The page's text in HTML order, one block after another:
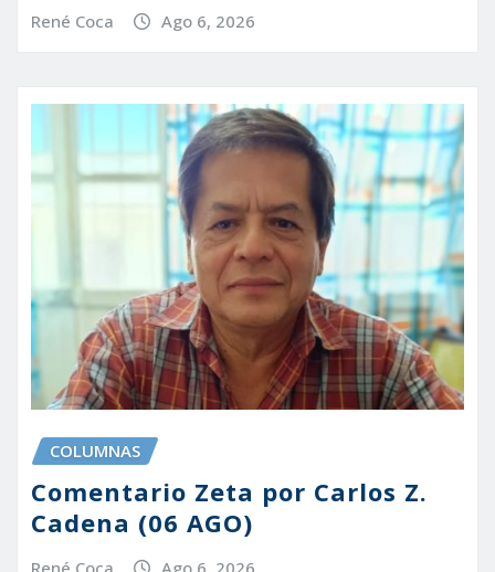
René Coca Ago 6, 2026
COLUMNAS
Comentario Zeta por Carlos Z.
Cadena (06 AGO)